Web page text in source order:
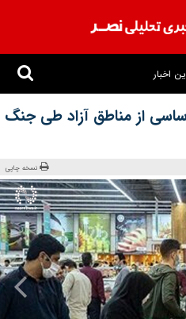
اخبار
کالای اساسی از مناطق آزاد طی جنگ
نسخه چاپی